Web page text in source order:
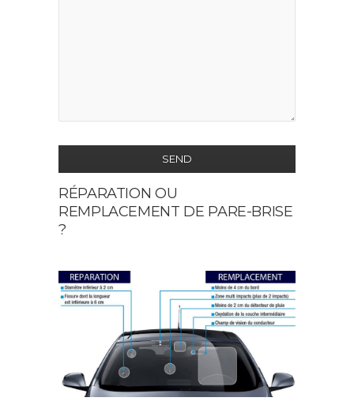
SEND
This
field
should
left
blank
RÉPARATION OU
REMPLACEMENT DE PARE-BRISE
?